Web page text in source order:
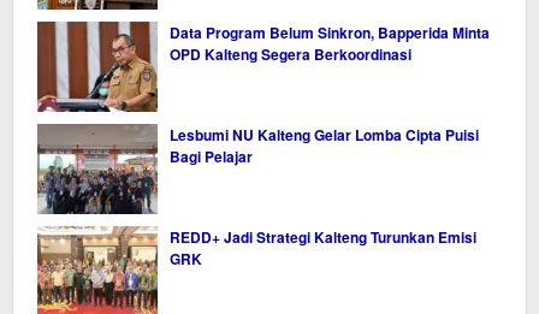
Data Program Belum Sinkron, Bapperida Minta
OPD Kalteng Segera Berkoordinasi
Lesbumi NU Kalteng Gelar Lomba Cipta Puisi
Bagi Pelajar
REDD+ Jadi Strategi Kalteng Turunkan Emisi
GRK